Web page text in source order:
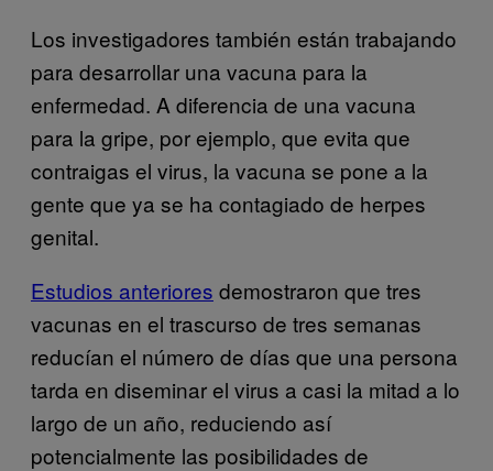
Los investigadores también están trabajando
para desarrollar una vacuna para la
enfermedad. A diferencia de una vacuna
para la gripe, por ejemplo, que evita que
contraigas el virus, la vacuna se pone a la
gente que ya se ha contagiado de herpes
genital.
Estudios anteriores demostraron que tres
vacunas en el trascurso de tres semanas
reducían el número de días que una persona
tarda en diseminar el virus a casi la mitad a lo
largo de un año, reduciendo así
potencialmente las posibilidades de